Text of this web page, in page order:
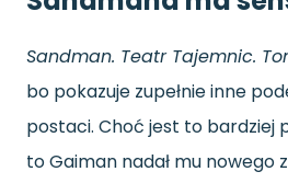
Sandman. Teatr Tajemnic.
bo pokazuje zupełnie inne
postaci. Choć jest to bardziej
to Gaiman nadał mu nowego